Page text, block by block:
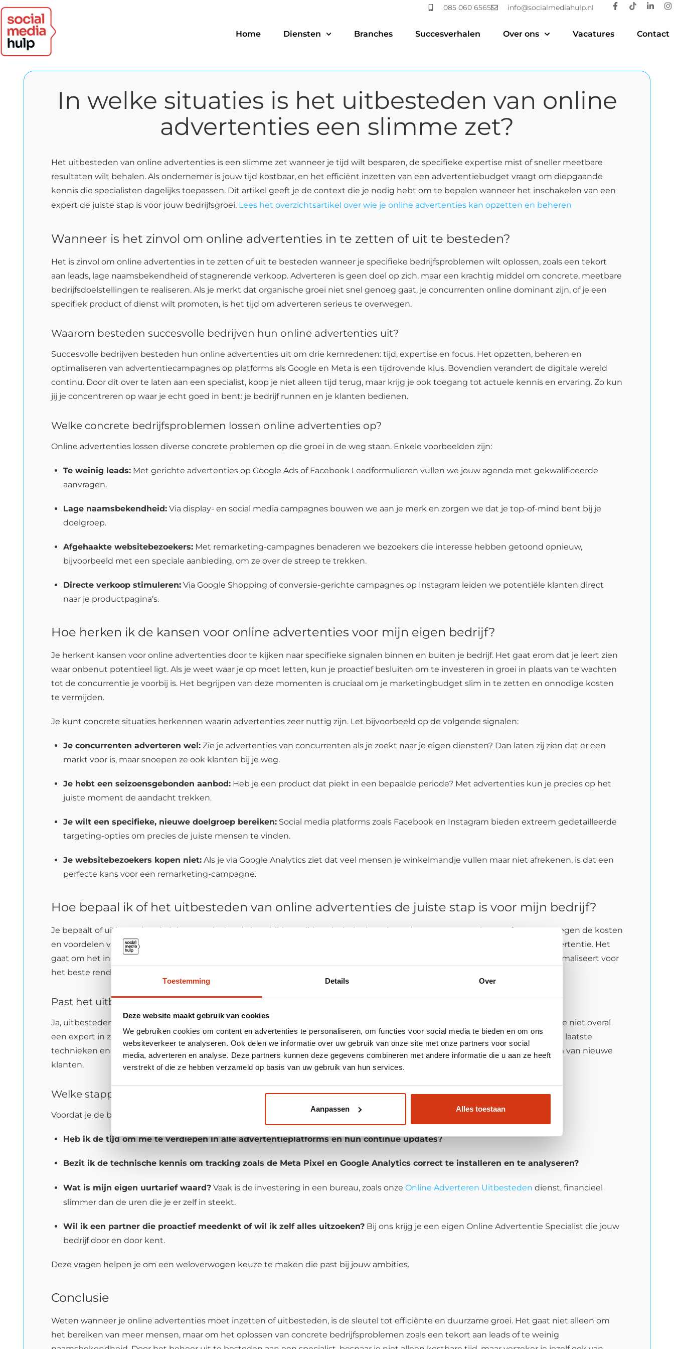
Toestemming Details Over
Deze website maakt gebruik van cookies
We gebruiken cookies om content en advertenties te personaliseren, om functies voor social media te bieden en om ons
websiteverkeer te analyseren. Ook delen we informatie over uw gebruik van onze site met onze partners voor social
media, adverteren en analyse. Deze partners kunnen deze gegevens combineren met andere informatie die u aan ze heeft
verstrekt of die ze hebben verzameld op basis van uw gebruik van hun services.
Aanpassen Alles toestaan
085 060 6565 info@socialmediahulp.nl
Home Diensten Branches Succesverhalen Over ons Vacatures Contact
In welke situaties is het uitbesteden van online
advertenties een slimme zet?
Het uitbesteden van online advertenties is een slimme zet wanneer je tijd wilt besparen, de specifieke expertise mist of sneller meetbare
resultaten wilt behalen. Als ondernemer is jouw tijd kostbaar, en het efficiënt inzetten van een advertentiebudget vraagt om diepgaande
kennis die specialisten dagelijks toepassen. Dit artikel geeft je de context die je nodig hebt om te bepalen wanneer het inschakelen van een
expert de juiste stap is voor jouw bedrijfsgroei. Lees het overzichtsartikel over wie je online advertenties kan opzetten en beheren
Wanneer is het zinvol om online advertenties in te zetten of uit te besteden?
Het is zinvol om online advertenties in te zetten of uit te besteden wanneer je specifieke bedrijfsproblemen wilt oplossen, zoals een tekort
aan leads, lage naamsbekendheid of stagnerende verkoop. Adverteren is geen doel op zich, maar een krachtig middel om concrete, meetbare
bedrijfsdoelstellingen te realiseren. Als je merkt dat organische groei niet snel genoeg gaat, je concurrenten online dominant zijn, of je een
specifiek product of dienst wilt promoten, is het tijd om adverteren serieus te overwegen.
Waarom besteden succesvolle bedrijven hun online advertenties uit?
Succesvolle bedrijven besteden hun online advertenties uit om drie kernredenen: tijd, expertise en focus. Het opzetten, beheren en
optimaliseren van advertentiecampagnes op platforms als Google en Meta is een tijdrovende klus. Bovendien verandert de digitale wereld
continu. Door dit over te laten aan een specialist, koop je niet alleen tijd terug, maar krijg je ook toegang tot actuele kennis en ervaring. Zo kun
jij je concentreren op waar je echt goed in bent: je bedrijf runnen en je klanten bedienen.
Welke concrete bedrijfsproblemen lossen online advertenties op?
Online advertenties lossen diverse concrete problemen op die groei in de weg staan. Enkele voorbeelden zijn:
Te weinig leads: Met gerichte advertenties op Google Ads of Facebook Leadformulieren vullen we jouw agenda met gekwalificeerde
aanvragen.
Lage naamsbekendheid: Via display- en social media campagnes bouwen we aan je merk en zorgen we dat je top-of-mind bent bij je
doelgroep.
Afgehaakte websitebezoekers: Met remarketing-campagnes benaderen we bezoekers die interesse hebben getoond opnieuw,
bijvoorbeeld met een speciale aanbieding, om ze over de streep te trekken.
Directe verkoop stimuleren: Via Google Shopping of conversie-gerichte campagnes op Instagram leiden we potentiële klanten direct
naar je productpagina’s.
Hoe herken ik de kansen voor online advertenties voor mijn eigen bedrijf?
Je herkent kansen voor online advertenties door te kijken naar specifieke signalen binnen en buiten je bedrijf. Het gaat erom dat je leert zien
waar onbenut potentieel ligt. Als je weet waar je op moet letten, kun je proactief besluiten om te investeren in groei in plaats van te wachten
tot de concurrentie je voorbij is. Het begrijpen van deze momenten is cruciaal om je marketingbudget slim in te zetten en onnodige kosten
te vermijden.
Je kunt concrete situaties herkennen waarin advertenties zeer nuttig zijn. Let bijvoorbeeld op de volgende signalen:
Je concurrenten adverteren wel: Zie je advertenties van concurrenten als je zoekt naar je eigen diensten? Dan laten zij zien dat er een
markt voor is, maar snoepen ze ook klanten bij je weg.
Je hebt een seizoensgebonden aanbod: Heb je een product dat piekt in een bepaalde periode? Met advertenties kun je precies op het
juiste moment de aandacht trekken.
Je wilt een specifieke, nieuwe doelgroep bereiken: Social media platforms zoals Facebook en Instagram bieden extreem gedetailleerde
targeting-opties om precies de juiste mensen te vinden.
Je websitebezoekers kopen niet: Als je via Google Analytics ziet dat veel mensen je winkelmandje vullen maar niet afrekenen, is dat een
perfecte kans voor een remarketing-campagne.
Hoe bepaal ik of het uitbesteden van online advertenties de juiste stap is voor mijn bedrijf?
Je bepaalt of uitbesteden de juiste stap is door je beschikbare tijd, technische kennis en de gewenste resultaten af te wegen tegen de kosten
en voordelen van professioneel beheer. Het is een strategische keuze die verder gaat dan alleen het ‘laten maken’ van een advertentie. Het
gaat om het in huis halen van een partner die meedenkt over je groei, zorgt voor de technische implementatie en continu optimaliseert voor
het beste rendement.
Past het uitbesteden van advertenties bij mijn bedrijfsstrategie?
Ja, uitbesteden past perfect bij een bedrijfsstrategie die gericht is op efficiënte groei. Als je wilt innoveren en vooroplopen, kun je niet overal
een expert in zijn. Door te vertrouwen op een gespecialiseerd bureau, zorg je ervoor dat je marketing altijd up-to-date is met de laatste
technieken en trends. Dit stelt jou in staat om je te focussen op je kernactiviteiten, terwijl wij zorgen voor een constante stroom van nieuwe
klanten.
Welke stappen moet ik overwegen voordat ik een beslissing neem?
Voordat je de beslissing neemt, is het goed om jezelf de volgende vragen te stellen:
Heb ik de tijd om me te verdiepen in alle advertentieplatforms en hun continue updates?
Bezit ik de technische kennis om tracking zoals de Meta Pixel en Google Analytics correct te installeren en te analyseren?
Wat is mijn eigen uurtarief waard? Vaak is de investering in een bureau, zoals onze Online Adverteren Uitbesteden dienst, financieel
slimmer dan de uren die je er zelf in steekt.
Wil ik een partner die proactief meedenkt of wil ik zelf alles uitzoeken? Bij ons krijg je een eigen Online Advertentie Specialist die jouw
bedrijf door en door kent.
Deze vragen helpen je om een weloverwogen keuze te maken die past bij jouw ambities.
Conclusie
Weten wanneer je online advertenties moet inzetten of uitbesteden, is de sleutel tot efficiënte en duurzame groei. Het gaat niet alleen om
het bereiken van meer mensen, maar om het oplossen van concrete bedrijfsproblemen zoals een tekort aan leads of te weinig